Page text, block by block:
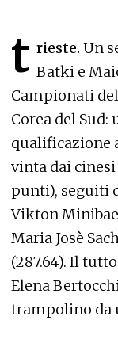
t rieste. Un
Batki e
Campionati
Corea del
qualificazione
vinta dai cinesi
punti), seguiti
Vikton
Maria Josè
(287.64). Il
Elena
trampolino da